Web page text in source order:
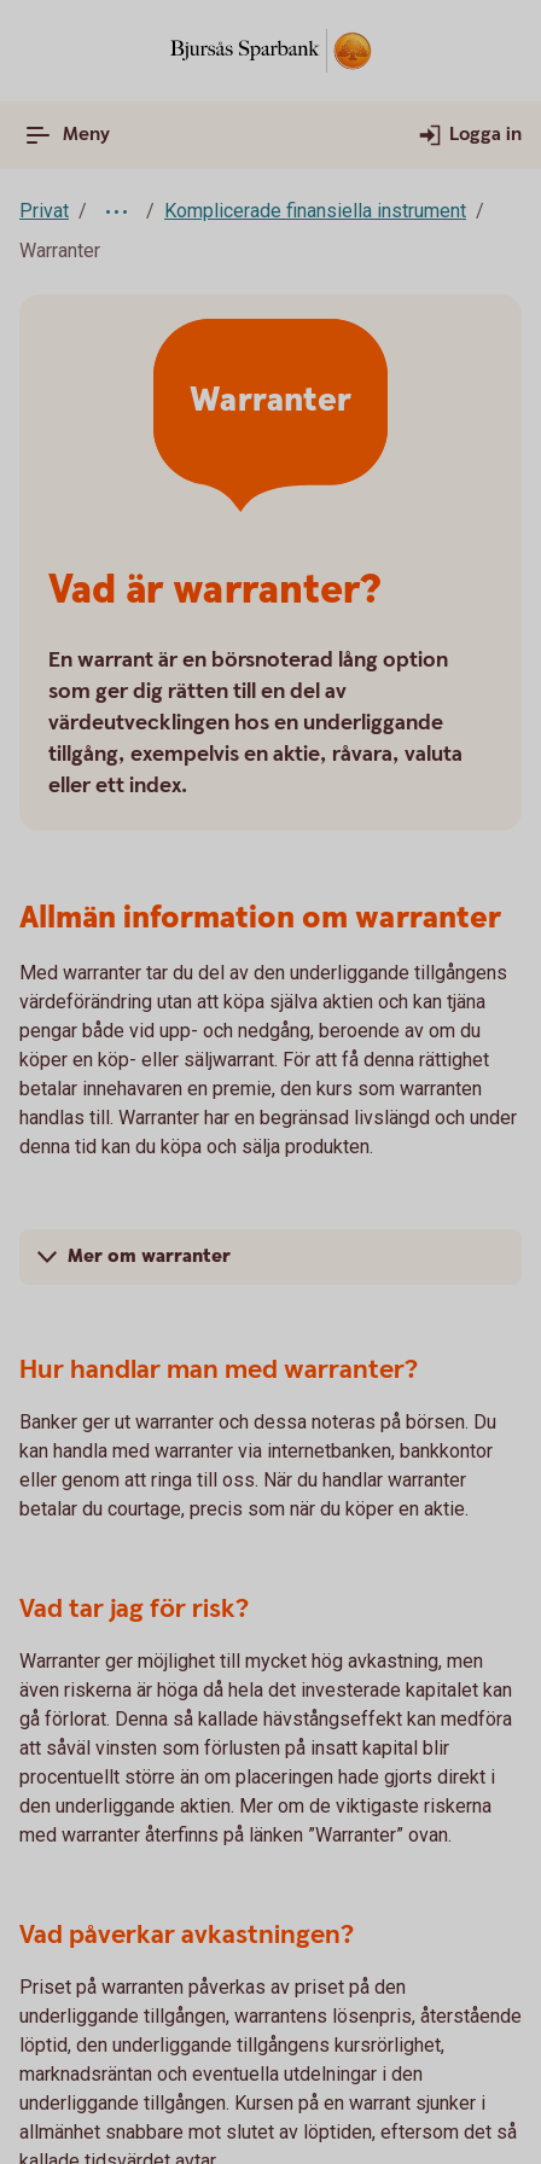
Meny Logga in
Privat
Komplicerade finansiella instrument
Warranter
Vad är warranter?
En warrant är en börsnoterad lång option
som ger dig rätten till en del av
värdeutvecklingen hos en underliggande
tillgång, exempelvis en aktie, råvara, valuta
eller ett index.
Warranter
Allmän information om warranter
Med warranter tar du del av den underliggande tillgångens
värdeförändring utan att köpa själva aktien och kan tjäna
pengar både vid upp- och nedgång, beroende av om du
köper en köp- eller säljwarrant. För att få denna rättighet
betalar innehavaren en premie, den kurs som warranten
handlas till. Warranter har en begränsad livslängd och under
denna tid kan du köpa och sälja produkten.
Mer om warranter
Hur handlar man med warranter?
Banker ger ut warranter och dessa noteras på börsen. Du
kan handla med warranter via internetbanken, bankkontor
eller genom att ringa till oss. När du handlar warranter
betalar du courtage, precis som när du köper en aktie.
Vad tar jag för risk?
Warranter ger möjlighet till mycket hög avkastning, men
även riskerna är höga då hela det investerade kapitalet kan
gå förlorat. Denna så kallade hävstångseffekt kan medföra
att såväl vinsten som förlusten på insatt kapital blir
procentuellt större än om placeringen hade gjorts direkt i
den underliggande aktien. Mer om de viktigaste riskerna
med warranter återfinns på länken ”Warranter” ovan.
Vad påverkar avkastningen?
Priset på warranten påverkas av priset på den
underliggande tillgången, warrantens lösenpris, återstående
löptid, den underliggande tillgångens kursrörlighet,
marknadsräntan och eventuella utdelningar i den
underliggande tillgången. Kursen på en warrant sjunker i
allmänhet snabbare mot slutet av löptiden, eftersom det så